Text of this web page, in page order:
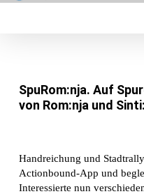
Skip
SpuRom:nja. Auf
von Rom:nja und
Handreichung und
Actionbound-App und
Interessierte nun